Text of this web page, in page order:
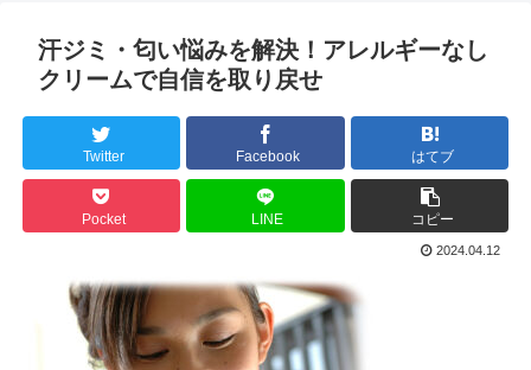
汗ジミ・匂い悩みを解決！アレルギーなし
クリームで自信を取り戻せ
Twitter Facebook はてブ
Pocket LINE コピー
2024.04.12